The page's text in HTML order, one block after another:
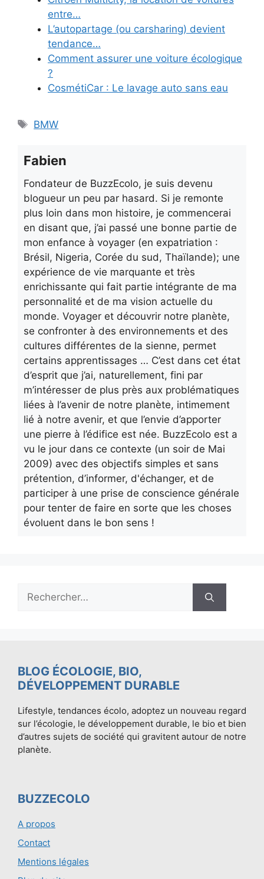
entre…
L’autopartage (ou carsharing) devient
tendance…
Comment assurer une voiture écologique
?
CosmétiCar : Le lavage auto sans eau
Étiquettes
BMW
Fabien
Fondateur de BuzzEcolo, je suis devenu
blogueur un peu par hasard. Si je remonte
plus loin dans mon histoire, je commencerai
en disant que, j’ai passé une bonne partie de
mon enfance à voyager (en expatriation :
Brésil, Nigeria, Corée du sud, Thaïlande); une
expérience de vie marquante et très
enrichissante qui fait partie intégrante de ma
personnalité et de ma vision actuelle du
monde. Voyager et découvrir notre planète,
se confronter à des environnements et des
cultures différentes de la sienne, permet
certains apprentissages … C’est dans cet état
d’esprit que j’ai, naturellement, fini par
m’intéresser de plus près aux problématiques
liées à l’avenir de notre planète, intimement
lié à notre avenir, et que l’envie d’apporter
une pierre à l’édifice est née. BuzzEcolo est a
vu le jour dans ce contexte (un soir de Mai
2009) avec des objectifs simples et sans
prétention, d’informer, d'échanger, et de
participer à une prise de conscience générale
pour tenter de faire en sorte que les choses
évoluent dans le bon sens !
Rechercher :
BLOG ÉCOLOGIE, BIO,
DÉVELOPPEMENT DURABLE
Lifestyle, tendances écolo, adoptez un nouveau regard
sur l’écologie, le développement durable, le bio et bien
d’autres sujets de société qui gravitent autour de notre
planète.
BUZZECOLO
A propos
Contact
Mentions légales